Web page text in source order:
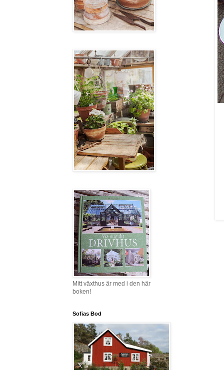
Mitt växthus är med i den här
boken!
Sofias Bod